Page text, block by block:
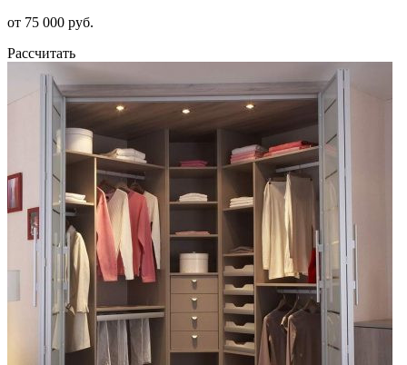
от 75 000 руб.
Рассчитать